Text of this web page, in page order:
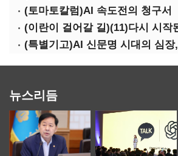
(토마토칼럼)AI 속도전의 청구서
(이란이 걸어갈 길)(11)다시 시작
뉴스리듬